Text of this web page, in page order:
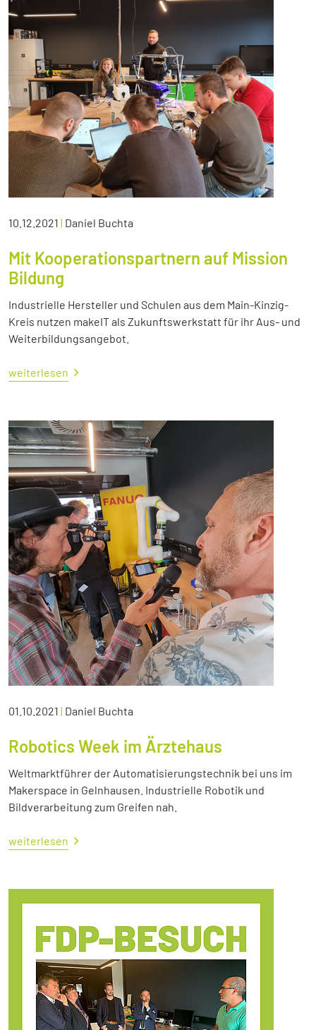
10.12.2021 | Daniel Buchta
Mit Kooperationspartnern auf Mission
Bildung
Industrielle Hersteller und Schulen aus dem Main-Kinzig-
Kreis nutzen makeIT als Zukunftswerkstatt für ihr Aus- und
Weiterbildungsangebot.
weiterlesen
01.10.2021 | Daniel Buchta
Robotics Week im Ärztehaus
Weltmarktführer der Automatisierungstechnik bei uns im
Makerspace in Gelnhausen. Industrielle Robotik und
Bildverarbeitung zum Greifen nah.
weiterlesen